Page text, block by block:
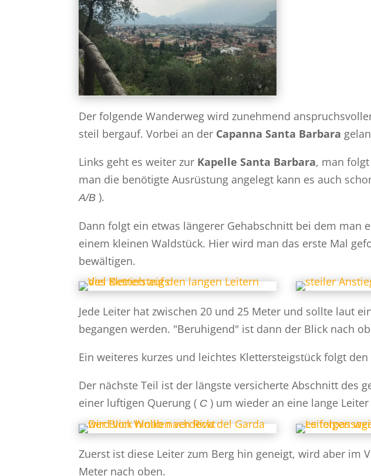
Der folgende Wanderweg wird zunehmend
steil bergauf. Vorbei an der Capanna Santa Barbara
Links geht es weiter zur Kapelle Santa Barbara, man
man die benötigte Ausrüstung angelegt kann es auch
A/B ).
Dann folgt ein etwas längerer Gehabschnitt bei dem man
einem kleinen Waldstück. Hier wird man das erste Mal
bewältigen.
Jede Leiter hat zwischen 20 und 25 Meter und sollte laut
begangen werden. "Beruhigend" ist dann der Blick nach
Ein weiteres kurzes und leichtes Klettersteigstück folgt
Der nächste Teil ist der längste versicherte Abschnitt des
einer luftigen Querung ( C ) um wieder an eine lange
Zuerst ist diese Leiter zum Berg hin geneigt, wird aber im
Meter nach oben.